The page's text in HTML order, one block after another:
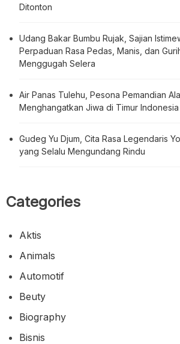
Ditonton
Udang Bakar Bumbu Rujak, Sajian
Perpaduan Rasa Pedas, Manis, dan
Menggugah Selera
Air Panas Tulehu, Pesona Pemandian
Menghangatkan Jiwa di Timur Indonesia
Gudeg Yu Djum, Cita Rasa Legendaris
yang Selalu Mengundang Rindu
Categories
Aktis
Animals
Automotif
Beuty
Biography
Bisnis